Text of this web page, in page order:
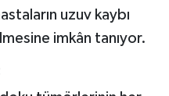
uzuv kaybı
imkân tanıyor.